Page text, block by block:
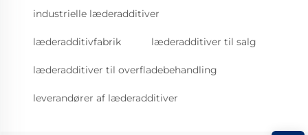
industrielle læderadditiver
læderadditivfabrik læderadditiver til salg
læderadditiver til overfladebehandling
leverandører af læderadditiver